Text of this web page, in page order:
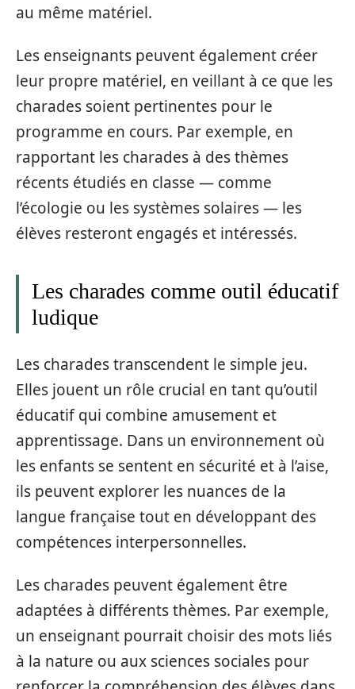
au même matériel.
Les enseignants peuvent également créer
leur propre matériel, en veillant à ce que les
charades soient pertinentes pour le
programme en cours. Par exemple, en
rapportant les charades à des thèmes
récents étudiés en classe — comme
l’écologie ou les systèmes solaires — les
élèves resteront engagés et intéressés.
Les charades comme outil éducatif
ludique
Les charades transcendent le simple jeu.
Elles jouent un rôle crucial en tant qu’outil
éducatif qui combine amusement et
apprentissage. Dans un environnement où
les enfants se sentent en sécurité et à l’aise,
ils peuvent explorer les nuances de la
langue française tout en développant des
compétences interpersonnelles.
Les charades peuvent également être
adaptées à différents thèmes. Par exemple,
un enseignant pourrait choisir des mots liés
à la nature ou aux sciences sociales pour